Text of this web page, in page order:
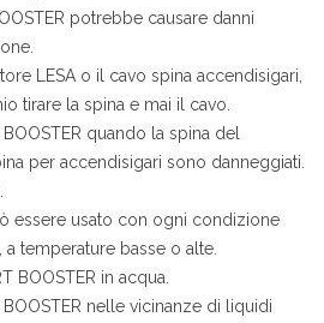
potrebbe causare danni
LESA o il cavo spina accendisigari,
tirare la spina e mai il cavo.
quando la spina del
per accendisigari sono danneggiati.
essere usato con ogni condizione
temperature basse o alte.
BOOSTER in acqua.
nelle vicinanze di liquidi